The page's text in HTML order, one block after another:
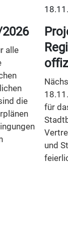
alle
die
für
und